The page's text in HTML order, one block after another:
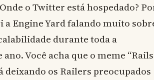
Onde o Twitter está hospedado?
a Engine Yard falando muito
durante toda a
Você acha que o meme “Rails
deixando os Railers preocupados